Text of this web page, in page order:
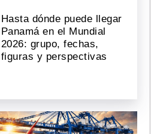
Hasta dónde puede llegar
Panamá en el Mundial
2026: grupo, fechas,
figuras y perspectivas